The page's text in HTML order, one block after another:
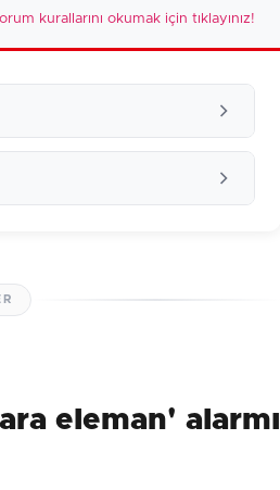
kurallarını okumak için tıklayınız!
Gönder
eleman' alarmı